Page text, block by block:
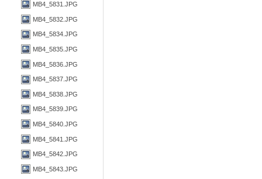
MB4_5831.JPG
MB4_5832.JPG
MB4_5834.JPG
MB4_5835.JPG
MB4_5836.JPG
MB4_5837.JPG
MB4_5838.JPG
MB4_5839.JPG
MB4_5840.JPG
MB4_5841.JPG
MB4_5842.JPG
MB4_5843.JPG